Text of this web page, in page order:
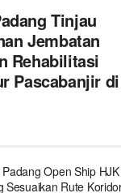
Tinjau
Jembatan
Rehabilitasi
Pascabanjir di
Open Ship
Sesuaikan Rute